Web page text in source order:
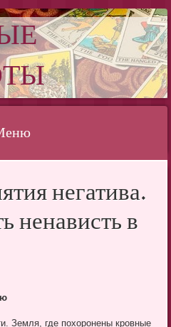
негатива.
ненависть в
Земля, где похоронены кровные